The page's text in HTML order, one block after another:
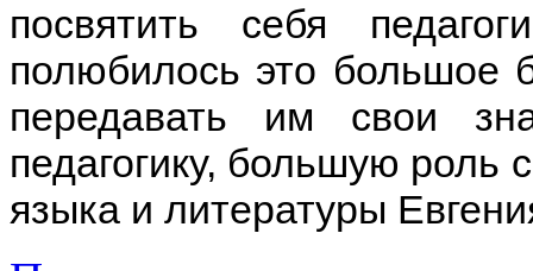
посвятить себя
полюбилось это большое
передавать им свои
педагогику, большую роль
языка и литературы